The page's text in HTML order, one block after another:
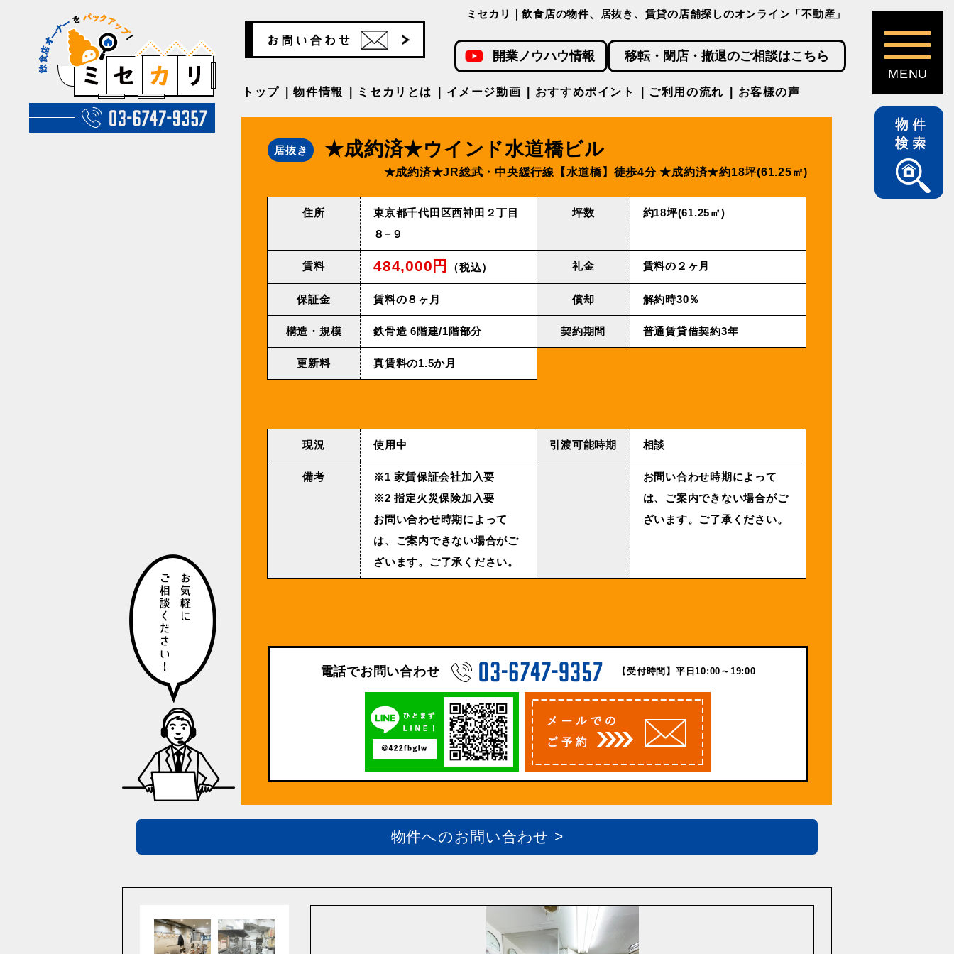
ミセカリ｜飲食店の物件、居抜き、賃貸の店舗探しのオンライン「不動産」
開業ノウハウ情報 移転・閉店・撤退のご相談はこちら
トップ 物件情報 ミセカリとは イメージ動画 おすすめポイント ご利用の流れ お客様の声
居抜き ★成約済★ウインド⽔道橋ビル
★成約済★JR総武・中央緩⾏線【⽔道橋】徒歩4分 ★成約済★約18坪(61.25㎡)
住所
東京都千代田区西神田２丁目
８−９
坪数 約18坪(61.25㎡)
賃料 484,000円 （税込） 礼金 賃料の２ヶ月
保証金 賃料の８ヶ月 償却 解約時30％
構造・規模 鉄⾻造 6階建/1階部分 契約期間 普通賃貸借契約3年
更新料 真賃料の1.5か月
現況 使用中 引渡可能時期 相談
備考
※1 家賃保証会社加入要
※2 指定火災保険加入要
お問い合わせ時期によって
は、ご案内できない場合がご
ざいます。ご了承ください。
お問い合わせ時期によって
は、ご案内できない場合がご
ざいます。ご了承ください。
電話でお問い合わせ 【受付時間】平日10:00～19:00
物件へのお問い合わせ >